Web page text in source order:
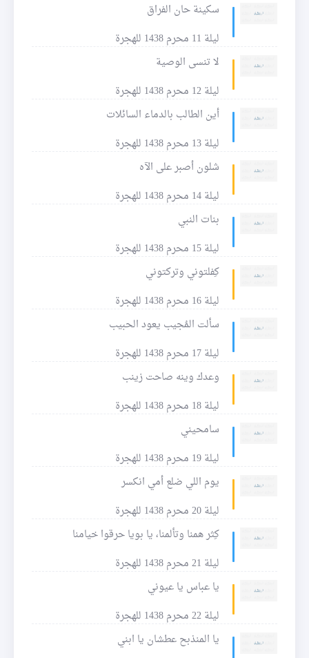
سكينة حان الفراق
ليلة 11 محرم 1438 للهجرة
لا تنسى الوصية
ليلة 12 محرم 1438 للهجرة
أين الطالب بالدماء السائلات
ليلة 13 محرم 1438 للهجرة
شلون أصبر على الآه
ليلة 14 محرم 1438 للهجرة
بنات النبي
ليلة 15 محرم 1438 للهجرة
كِفلتوني وتركتوني
ليلة 16 محرم 1438 للهجرة
سألت المُجيب يعود الحبيب
ليلة 17 محرم 1438 للهجرة
وعدك وينه صاحت زينب
ليلة 18 محرم 1438 للهجرة
سامحيني
ليلة 19 محرم 1438 للهجرة
يوم اللي ضلع أمي انكسر
ليلة 20 محرم 1438 للهجرة
كِثر همنا وتألمنا، يا بويا حرقوا خيامنا
ليلة 21 محرم 1438 للهجرة
يا عباس يا عيوني
ليلة 22 محرم 1438 للهجرة
يا المنذبح عطشان يا ابني